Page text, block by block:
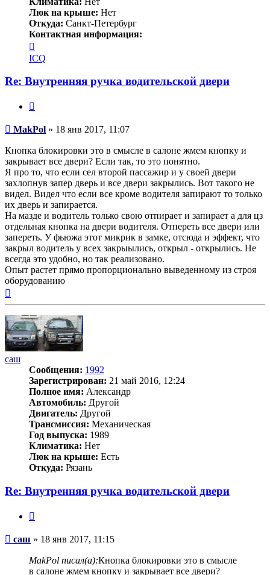
Люк на крыше: Нет
Откуда: Санкт-Петербург
Контактная информация:
информация
пользователя
ICQ
Re: Внутренняя ручка водительской двери
Сообщение
MakPol » 18 янв 2017, 11:07
Кнопка блокировки это в смысле в салоне жмем кнопку и
закрывает все двери? Если так, то это понятно.
Я про то, что если сел второй пассажир и у своей двери
захлопнув запер дверь и все двери закрылись. Вот такого не
видел. Видел что если все кроме водителя запирают то только
их дверь и запирается.
На мазде и водитель только свою отпирает и запирает а для цз
отдельная кнопка на двери водителя. Отпереть все двери или
запереть. У фьюжа этот микрик в замке, отсюда и эффект, что
закрыл водитель у всех закрыылись, открыл - открылись. Не
всегда это удобно, но так реализовано.
Опыт растет прямо пропорционально выведенному из строя
оборудованию
саш
Сообщения: 1992
Зарегистрирован: 21 май 2016, 12:24
Полное имя: Александр
Автомобиль: Другой
Двигатель: Другой
Трансмиссия: Механическая
Год выпуска: 1989
Климатика: Нет
Люк на крыше: Есть
Откуда: Рязань
Re: Внутренняя ручка водительской двери
Сообщение
саш » 18 янв 2017, 11:15
MakPol писал(а):Кнопка блокировки это в смысле
в салоне жмем кнопку и закрывает все двери?